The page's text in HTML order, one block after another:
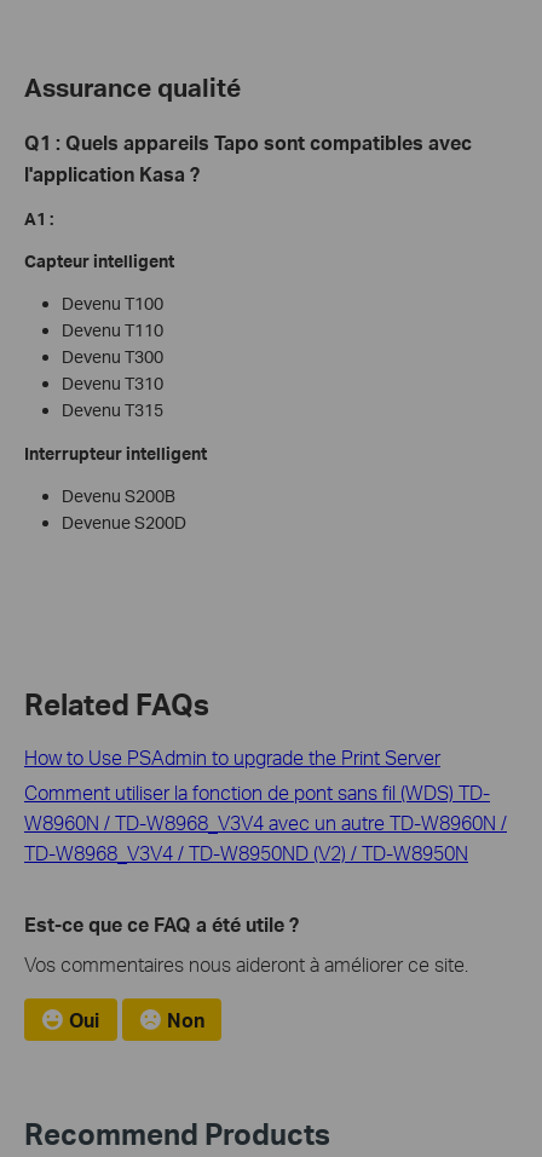
Assurance qualité
Q1 : Quels appareils Tapo sont compatibles avec
l'application Kasa ?
A1 :
Capteur intelligent
Devenu T100
Devenu T110
Devenu T300
Devenu T310
Devenu T315
Interrupteur intelligent
Devenu S200B
Devenue S200D
Related FAQs
How to Use PSAdmin to upgrade the Print Server
Comment utiliser la fonction de pont sans fil (WDS) TD-
W8960N / TD-W8968_V3V4 avec un autre TD-W8960N /
TD-W8968_V3V4 / TD-W8950ND (V2) / TD-W8950N
Est-ce que ce FAQ a été utile ?
Vos commentaires nous aideront à améliorer ce site.
Oui Non
Recommend Products